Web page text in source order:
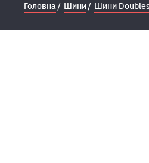
Головна Шини Шини